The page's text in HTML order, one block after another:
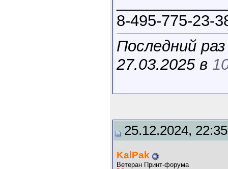
8-495-775-23-
Последний
27.03.2025 в
25.12.2024, 22:35
KalPak
Ветеран Принт-форума